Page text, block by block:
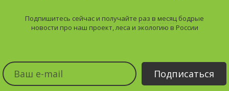
Подпишитесь сейчас и получайте раз в месяц бодрые
новости про наш проект, леса и экологию в России